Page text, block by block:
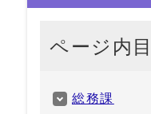
ページ内
総務課